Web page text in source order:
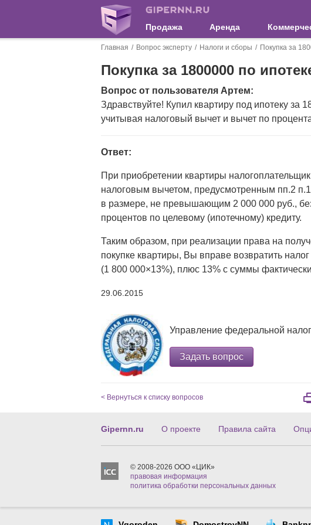
Продажа Аренда
Главная Вопрос эксперту Налоги и сборы Покупка за
Покупка за 1800000 по
Вопрос от пользователя Артем:
Здравствуйте! Купил квартиру под ипотеку за
учитывая налоговый вычет и вычет по
Ответ:
При приобретении квартиры
налоговым вычетом, предусмотренным пп.2
в размере, не превышающим 2 000 000 руб.,
процентов по целевому (ипотечному) кредиту.
Таким образом, при реализации права на
покупке квартиры, Вы вправе возвратить
(1 800 000×13%), плюс 13% с суммы
29.06.2015
Управление федеральной
Задать вопрос
< Вернуться к списку вопросов
Gipernn.ru О проекте Правила сайта
© 2008-2026 ООО «ЦИК»
правовая информация
политика обработки персональных данных